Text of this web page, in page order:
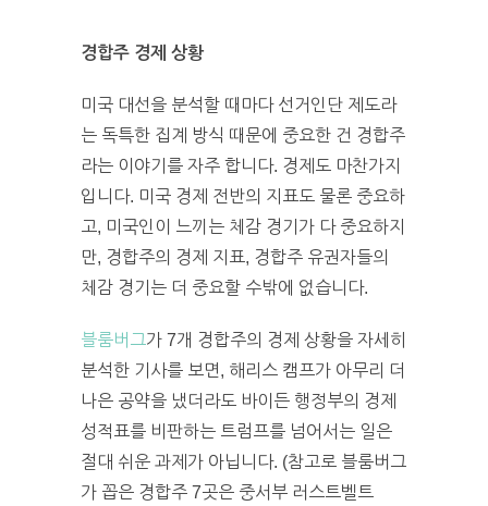
경합주 경제 상황
미국 대선을 분석할 때마다 선거인단 제도라
는 독특한 집계 방식 때문에 중요한 건 경합주
라는 이야기를 자주 합니다. 경제도 마찬가지
입니다. 미국 경제 전반의 지표도 물론 중요하
고, 미국인이 느끼는 체감 경기가 다 중요하지
만, 경합주의 경제 지표, 경합주 유권자들의
체감 경기는 더 중요할 수밖에 없습니다.
블룸버그가 7개 경합주의 경제 상황을 자세히
분석한 기사를 보면, 해리스 캠프가 아무리 더
나은 공약을 냈더라도 바이든 행정부의 경제
성적표를 비판하는 트럼프를 넘어서는 일은
절대 쉬운 과제가 아닙니다. (참고로 블룸버그
가 꼽은 경합주 7곳은 중서부 러스트벨트